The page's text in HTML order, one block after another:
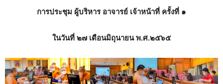
การประชุม ผู้บริหาร อาจารย์ เจ้าหน้าที่ ครั้งที่ ๑
ในวันที่ ๒๗ เดือนมิถุนายน พ.ศ.๒๕๖๕